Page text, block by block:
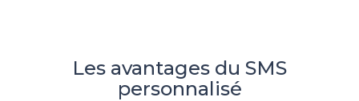
Les avantages du SMS
personnalisé